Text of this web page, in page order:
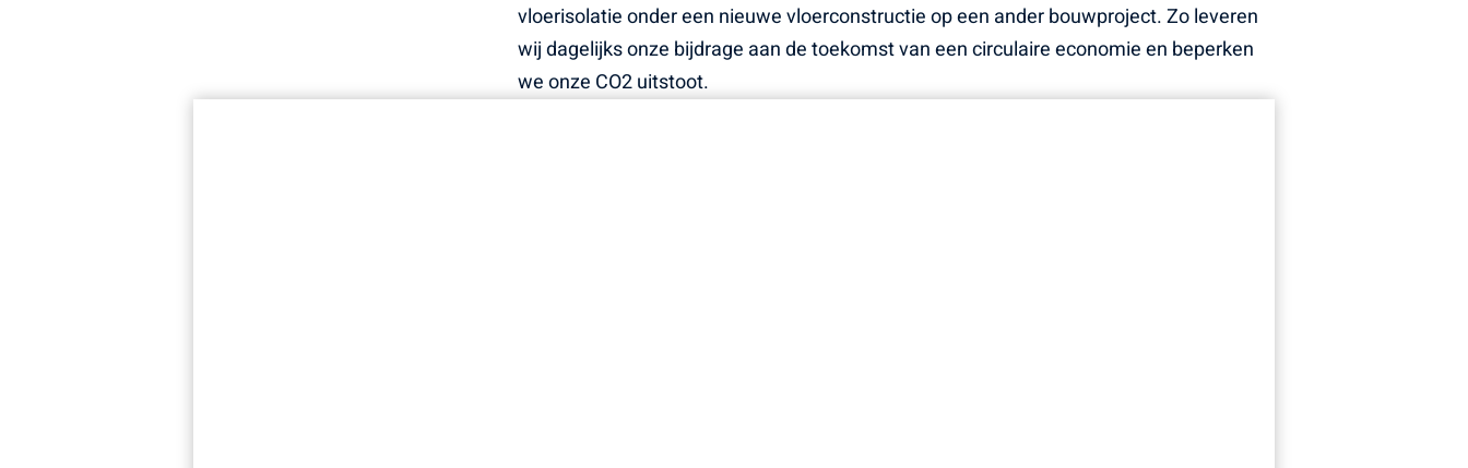
vloerisolatie onder een nieuwe vloerconstructie op een ander bouwproject. Zo leveren
wij dagelijks onze bijdrage aan de toekomst van een circulaire economie en beperken
we onze CO2 uitstoot.